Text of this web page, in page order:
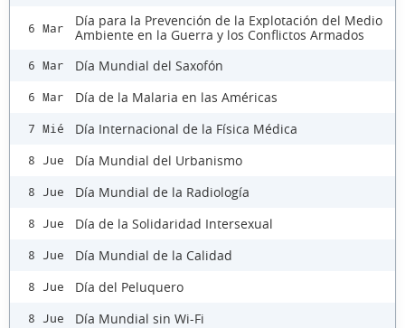
6 Mar
Día para la Prevención de la Explotación del Medio
Ambiente en la Guerra y los Conflictos Armados
6 Mar Día Mundial del Saxofón
6 Mar Día de la Malaria en las Américas
7 Mié Día Internacional de la Física Médica
8 Jue Día Mundial del Urbanismo
8 Jue Día Mundial de la Radiología
8 Jue Día de la Solidaridad Intersexual
8 Jue Día Mundial de la Calidad
8 Jue Día del Peluquero
8 Jue Día Mundial sin Wi-Fi